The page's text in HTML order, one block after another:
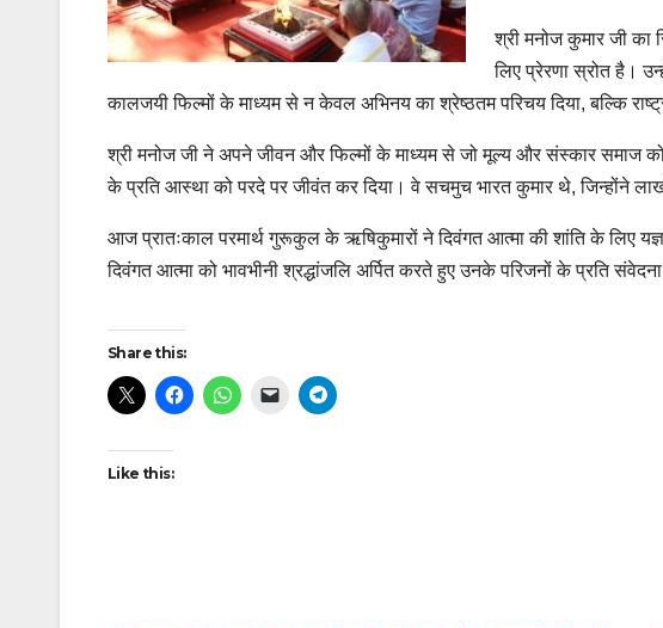
श्री मनोज कुमार जी
लिए प्रेरणा स्रोत है।
कालजयी फिल्मों के माध्यम से न केवल अभिनय का श्रेष्ठतम परिचय दिया, बल्कि
श्री मनोज जी ने अपने जीवन और फिल्मों के माध्यम से जो मूल्य और संस्कार समाज
के प्रति आस्था को परदे पर जीवंत कर दिया। वे सचमुच भारत कुमार थे, जिन्होंने
आज प्रातःकाल परमार्थ गुरूकुल के ऋषिकुमारों ने दिवंगत आत्मा की शांति के लिए
दिवंगत आत्मा को भावभीनी श्रद्धांजलि अर्पित करते हुए उनके परिजनों के प्रति
Continue
Reading
Share this:
Like this: